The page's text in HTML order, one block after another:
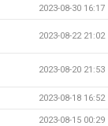
2023-08-30 16:17
2023-08-22 21:02
2023-08-20 21:53
2023-08-18 16:52
2023-08-15 00:29